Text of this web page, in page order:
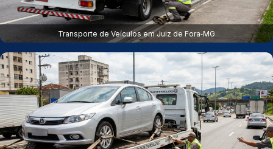
Transporte de Veículos em Juiz de Fora‑MG